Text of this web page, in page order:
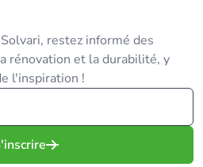
restez informé des
rénovation et la durabilité, y
l'inspiration !